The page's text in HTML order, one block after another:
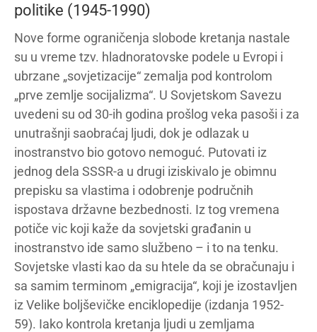
politike (1945-1990)
Nove forme ograničenja slobode kretanja nastale
su u vreme tzv. hladnoratovske podele u Evropi i
ubrzane „sovjetizacije“ zemalja pod kontrolom
„prve zemlje socijalizma“. U Sovjetskom Savezu
uvedeni su od 30-ih godina prošlog veka pasoši i za
unutrašnji saobraćaj ljudi, dok je odlazak u
inostranstvo bio gotovo nemoguć. Putovati iz
jednog dela SSSR-a u drugi iziskivalo je obimnu
prepisku sa vlastima i odobrenje područnih
ispostava državne bezbednosti. Iz tog vremena
potiče vic koji kaže da sovjetski građanin u
inostranstvo ide samo službeno – i to na tenku.
Sovjetske vlasti kao da su htele da se obračunaju i
sa samim terminom „emigracija“, koji je izostavljen
iz Velike boljševičke enciklopedije (izdanja 1952-
59). Iako kontrola kretanja ljudi u zemljama